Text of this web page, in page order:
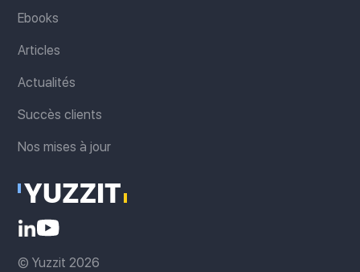
Ebooks
Articles
Actualités
Succès clients
Nos mises à jour
© Yuzzit 2026